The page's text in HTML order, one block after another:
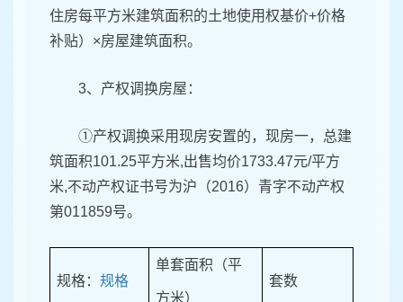
住房每平方米建筑面积的土地使用权基价+价格
补贴）×房屋建筑面积。
3、产权调换房屋：
①产权调换采用现房安置的，现房一，总建
筑面积101.25平方米,出售均价1733.47元/平方
米,不动产权证书号为沪（2016）青字不动产权
第011859号。
规格： 规格
单套面积（平
方米）
套数